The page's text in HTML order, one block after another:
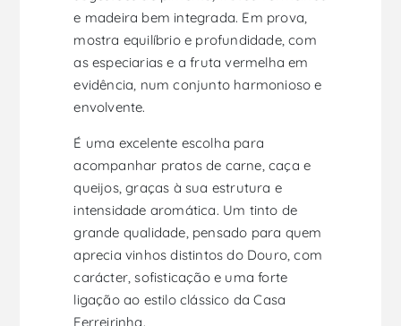
e madeira bem integrada. Em prova,
mostra equilíbrio e profundidade, com
as especiarias e a fruta vermelha em
evidência, num conjunto harmonioso e
envolvente.
É uma excelente escolha para
acompanhar pratos de carne, caça e
queijos, graças à sua estrutura e
intensidade aromática. Um tinto de
grande qualidade, pensado para quem
aprecia vinhos distintos do Douro, com
carácter, sofisticação e uma forte
ligação ao estilo clássico da Casa
Ferreirinha.